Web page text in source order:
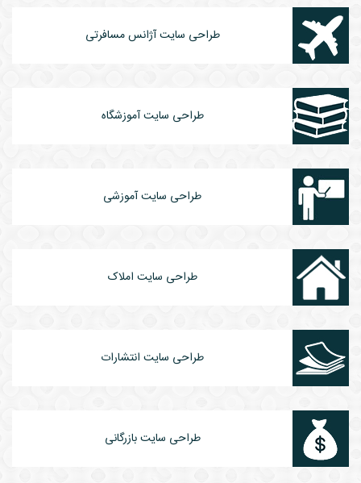
طراحی سایت آژانس مسافرتی
طراحی سایت آموزشگاه
طراحی سایت آموزشی
طراحی سایت املاک
طراحی سایت انتشارات
طراحی سایت بازرگانی